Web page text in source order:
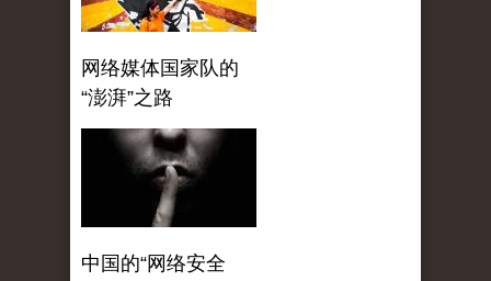
网络媒体国家队的
“澎湃”之路
中国的“网络安全